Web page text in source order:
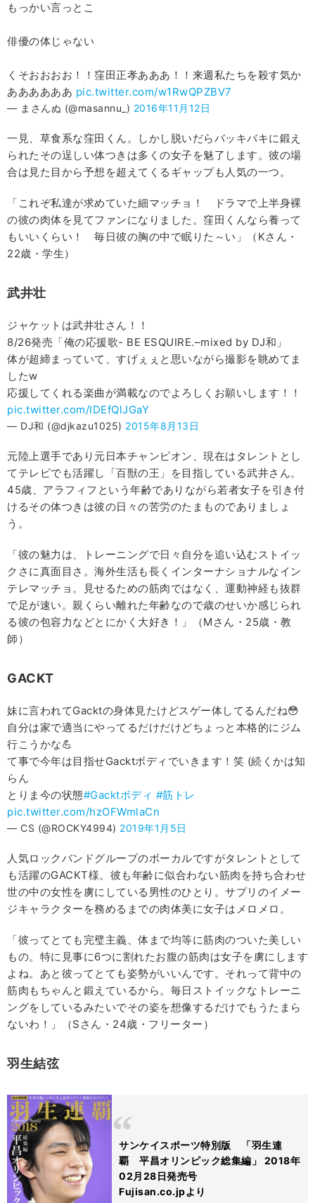
もっかい言っとこ
俳優の体じゃない
くそおおおお！！窪田正孝あああ！！来週私たちを殺す気か
ああああああ pic.twitter.com/w1RwQPZBV7
— まさんぬ (@masannu_) 2016年11月12日
一見、草食系な窪田くん。しかし脱いだらバッキバキに鍛え
られたその逞しい体つきは多くの女子を魅了します。彼の場
合は見た目から予想を超えてくるギャップも人気の一つ。
「これぞ私達が求めていた細マッチョ！ ドラマで上半身裸
の彼の肉体を見てファンになりました。窪田くんなら養って
もいいくらい！ 毎日彼の胸の中で眠りた～い」（Kさん・
22歳・学生）
武井壮
ジャケットは武井壮さん！！
8/26発売「俺の応援歌- BE ESQUIRE.–mixed by DJ和」
体が超締まっていて、すげぇぇと思いながら撮影を眺めてま
したw
応援してくれる楽曲が満載なのでよろしくお願いします！！
pic.twitter.com/IDEfQlJGaY
— DJ和 (@djkazu1025) 2015年8月13日
元陸上選手であり元日本チャンピオン、現在はタレントとし
てテレビでも活躍し「百獣の王」を目指している武井さん。
45歳、アラフィフという年齢でありながら若者女子を引き付
けるその体つきは彼の日々の苦労のたまものでありましょ
う。
「彼の魅力は、トレーニングで日々自分を追い込むストイッ
クさに真面目さ。海外生活も長くインターナショナルなイン
テレマッチョ。見せるための筋肉ではなく、運動神経も抜群
で足が速い。親くらい離れた年齢なので歳のせいか感じられ
る彼の包容力などとにかく大好き！」（Mさん・25歳・教
師）
GACKT
妹に言われてGacktの身体見たけどスゲー体してるんだね😳
自分は家で適当にやってるだけだけどちょっと本格的にジム
行こうかな💪
て事で今年は目指せGacktボディでいきます！笑 (続くかは知
らん
とりま今の状態#Gacktボディ #筋トレ
pic.twitter.com/hzOFWmlaCn
— CS (@ROCKY4994) 2019年1月5日
人気ロックバンドグループのボーカルですがタレントとして
も活躍のGACKT様。彼も年齢に似合わない筋肉を持ち合わせ
世の中の女性を虜にしている男性のひとり。サプリのイメー
ジキャラクターを務めるまでの肉体美に女子はメロメロ。
「彼ってとても完璧主義、体まで均等に筋肉のついた美しい
もの。特に見事に6つに割れたお腹の筋肉は女子を虜にします
よね。あと彼ってとても姿勢がいいんです。それって背中の
筋肉もちゃんと鍛えているから。毎日ストイックなトレーニ
ングをしているみたいでその姿を想像するだけでもうたまら
ないわ！」（Sさん・24歳・フリーター）
羽生結弦
サンケイスポーツ特別版 「羽生連
覇 平昌オリンピック総集編」 2018年
02月28日発売号
Fujisan.co.jpより